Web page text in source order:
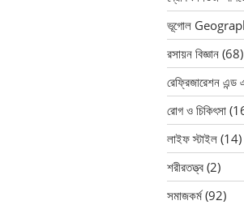
ভূগোল
রসায়ন বিজ্ঞান (68)
রেফ্রিজারেশন এন্ড
রোগ ও চিকিৎসা
লাইফ স্টাইল (14)
শরীরতত্ত্ব (2)
সমাজকর্ম(92)